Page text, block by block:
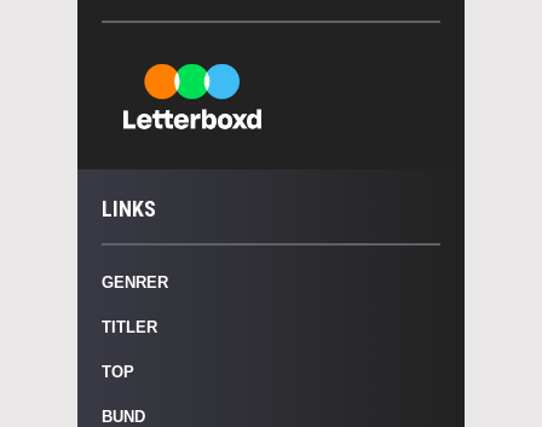
LINKS
GENRER
TITLER
TOP
BUND